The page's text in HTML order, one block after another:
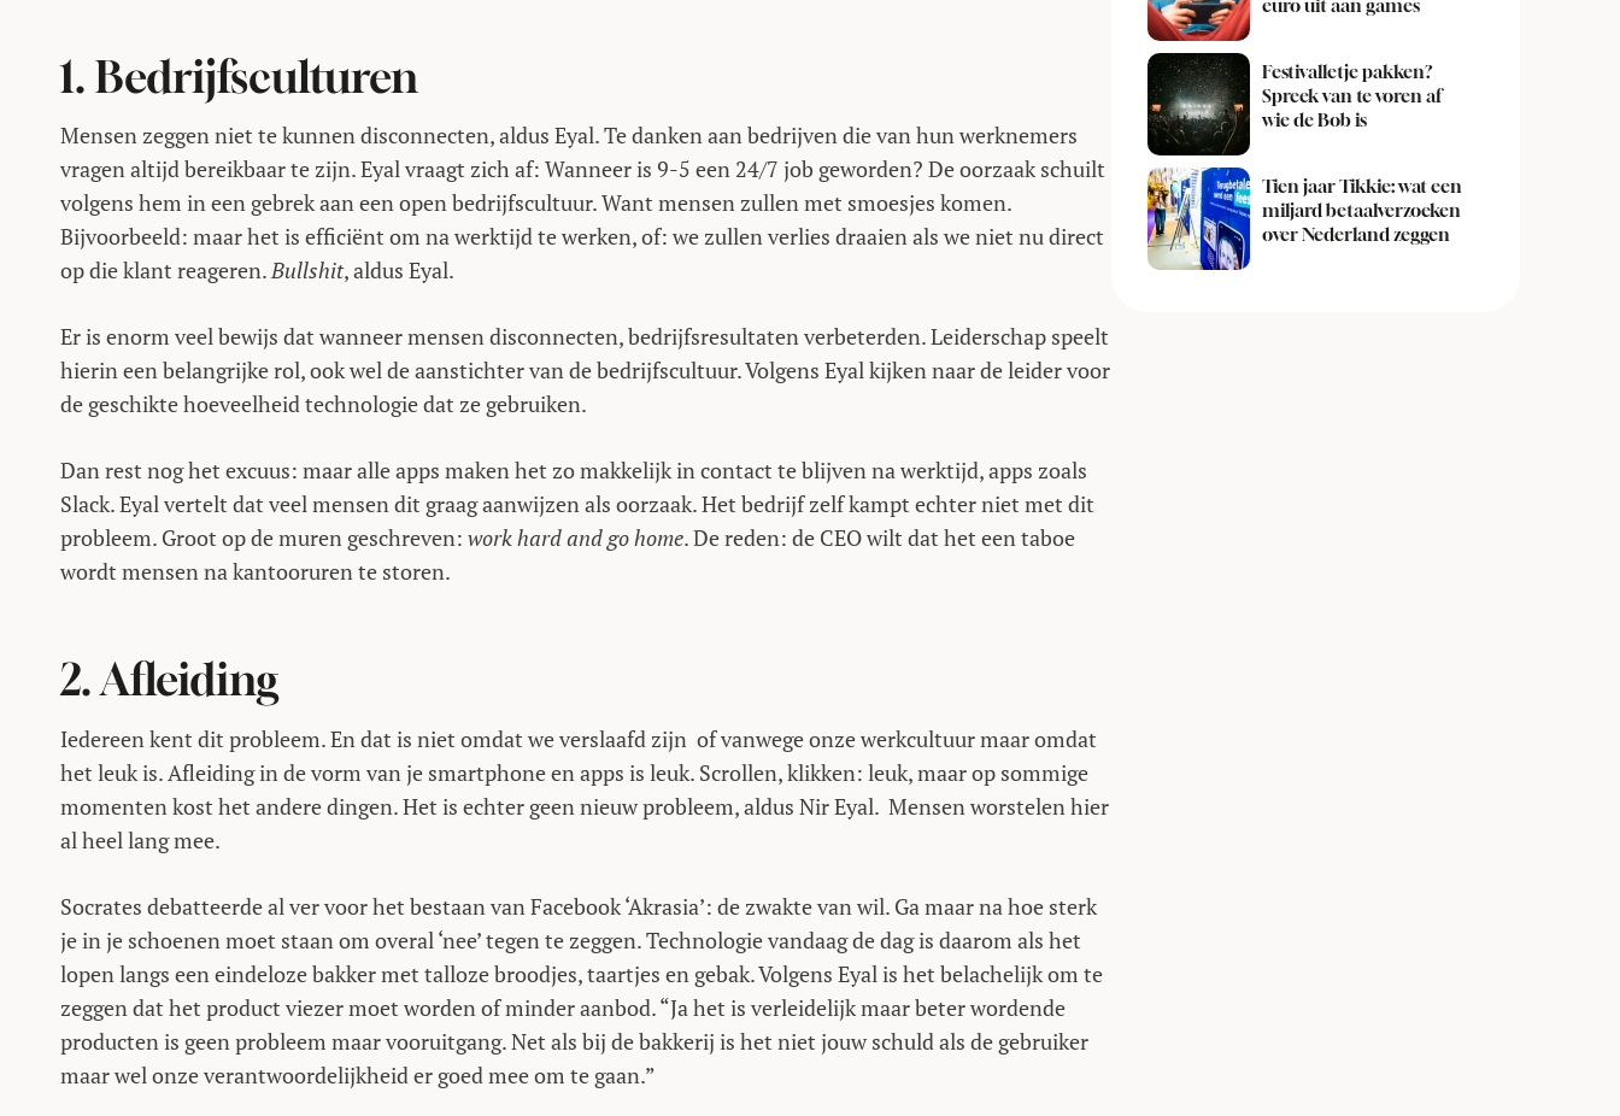
1. Bedrijfsculturen
Mensen zeggen niet te kunnen disconnecten, aldus Eyal. Te danken aan bedrijven die van hun werknemers
vragen altijd bereikbaar te zijn. Eyal vraagt zich af: Wanneer is 9-5 een 24/7 job geworden? De oorzaak schuilt
volgens hem in een gebrek aan een open bedrijfscultuur. Want mensen zullen met smoesjes komen.
Bijvoorbeeld: maar het is efficiënt om na werktijd te werken, of: we zullen verlies draaien als we niet nu direct
op die klant reageren.Bullshit, aldus Eyal.
Er is enorm veel bewijs dat wanneer mensen disconnecten, bedrijfsresultaten verbeterden. Leiderschap speelt
hierin een belangrijke rol, ook wel de aanstichter van de bedrijfscultuur. Volgens Eyal kijken naar de leider voor
de geschikte hoeveelheid technologie dat ze gebruiken.
Dan rest nog het excuus: maar alle apps maken het zo makkelijk in contact te blijven na werktijd, apps zoals
Slack. Eyal vertelt dat veel mensen dit graag aanwijzen als oorzaak. Het bedrijf zelf kampt echter niet met dit
probleem. Groot op de muren geschreven: work hard and go home. De reden: de CEO wilt dat het een taboe
wordt mensen na kantooruren te storen.
2. Afleiding
Iedereen kent dit probleem. En dat is niet omdat we verslaafd zijn of vanwege onze werkcultuur maar omdat
het leuk is. Afleiding in de vorm van je smartphone en apps is leuk. Scrollen, klikken: leuk, maar op sommige
momenten kost het andere dingen. Het is echter geen nieuw probleem, aldus Nir Eyal. Mensen worstelen hier
al heel lang mee.
Socrates debatteerde al ver voor het bestaan van Facebook ‘Akrasia’: de zwakte van wil. Ga maar na hoe sterk
je in je schoenen moet staan om overal ‘nee’ tegen te zeggen. Technologie vandaag de dag is daarom als het
lopen langs een eindeloze bakker met talloze broodjes, taartjes en gebak. Volgens Eyal is het belachelijk om te
zeggen dat het product viezer moet worden of minder aanbod. “Ja het is verleidelijk maar beter wordende
producten is geen probleem maar vooruitgang. Net als bij de bakkerij is het niet jouw schuld als de gebruiker
maar wel onze verantwoordelijkheid er goed mee om te gaan.”
euro uit aan games
Festivalletje pakken?
Spreek van te voren af
wie de Bob is
Tien jaar Tikkie: wat een
miljard betaalverzoeken
over Nederland zeggen